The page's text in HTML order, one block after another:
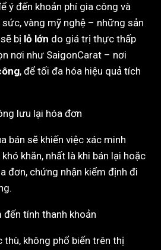
ý đến khoản phí gia công và
vàng mỹ nghệ – những sản
bị lỗ lớn do giá trị thực thấp
nơi như SaigonCarat – nơi
, để tối đa hóa hiệu quả tích
lưu lại hóa đơn
bán sẽ khiến việc xác minh
khăn, nhất là khi bán lại hoặc
đơn, chứng nhận kiểm định đi
tính thanh khoản
không phổ biến trên thị